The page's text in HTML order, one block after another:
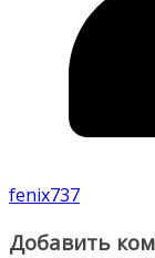
fenix737
Добавить